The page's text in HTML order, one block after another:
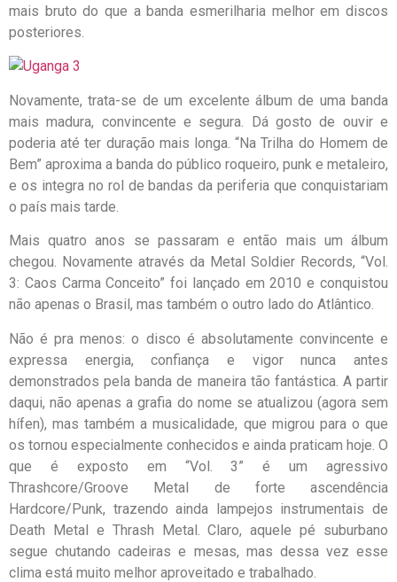
mais bruto do que a banda esmerilharia melhor em discos
posteriores.
Novamente, trata-se de um excelente álbum de uma banda
mais madura, convincente e segura. Dá gosto de ouvir e
poderia até ter duração mais longa. “Na Trilha do Homem de
Bem” aproxima a banda do público roqueiro, punk e metaleiro,
e os integra no rol de bandas da periferia que conquistariam
o país mais tarde.
Mais quatro anos se passaram e então mais um álbum
chegou. Novamente através da Metal Soldier Records, “Vol.
3: Caos Carma Conceito” foi lançado em 2010 e conquistou
não apenas o Brasil, mas também o outro lado do Atlântico.
Não é pra menos: o disco é absolutamente convincente e
expressa energia, confiança e vigor nunca antes
demonstrados pela banda de maneira tão fantástica. A partir
daqui, não apenas a grafia do nome se atualizou (agora sem
hífen), mas também a musicalidade, que migrou para o que
os tornou especialmente conhecidos e ainda praticam hoje. O
que é exposto em “Vol. 3” é um agressivo
Thrashcore/Groove Metal de forte ascendência
Hardcore/Punk, trazendo ainda lampejos instrumentais de
Death Metal e Thrash Metal. Claro, aquele pé suburbano
segue chutando cadeiras e mesas, mas dessa vez esse
clima está muito melhor aproveitado e trabalhado.